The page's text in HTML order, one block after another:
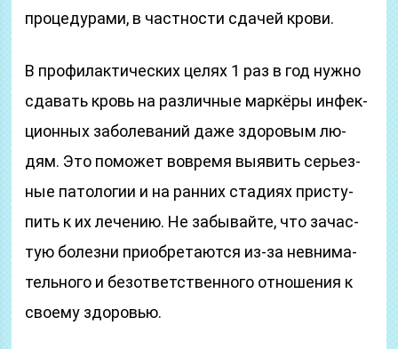
процедурами, в частности сдачей крови.
В про­фи­лак­ти­чес­ких це­лях 1 раз в год нуж­но
сда­вать кровь на раз­лич­ные мар­кёры ин­фек­
ци­он­ных за­бо­ле­ва­ний да­же здо­ро­вым лю­
дям. Это по­мо­жет во­вре­мя вы­явить серь­ез­
ные па­то­ло­гии и на ран­них ста­ди­ях при­сту­
пить к их ле­че­нию. Не за­бы­вай­те, что за­час­
тую бо­лез­ни при­о­бре­та­ют­ся из-за не­вни­ма­
тель­но­го и без­от­вет­ст­вен­но­го от­но­ше­ния к
сво­е­му здо­ровью.